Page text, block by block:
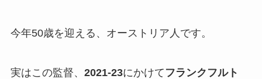
今年50歳を迎える、オーストリア人です。
実はこの監督、 2021-23にかけて フランクフルト